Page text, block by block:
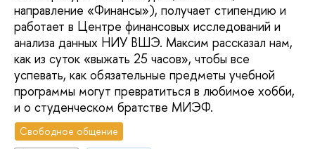
направление «Финансы»), получает стипендию и
работает в Центре финансовых исследований и
анализа данных НИУ ВШЭ. Максим рассказал нам,
как из суток «выжать 25 часов», чтобы все
успевать, как обязательные предметы учебной
программы могут превратиться в любимое хобби,
и о студенческом братстве МИЭФ.
Свободное общение